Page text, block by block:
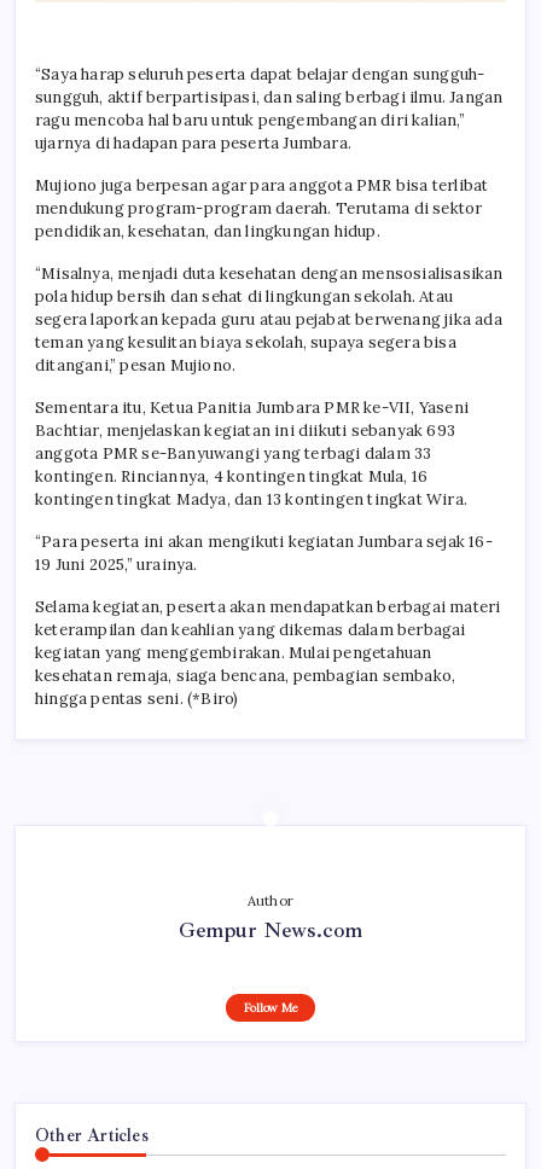
“Saya harap seluruh peserta dapat belajar dengan sungguh-
sungguh, aktif berpartisipasi, dan saling berbagi ilmu. Jangan
ragu mencoba hal baru untuk pengembangan diri kalian,”
ujarnya di hadapan para peserta Jumbara.
Mujiono juga berpesan agar para anggota PMR bisa terlibat
mendukung program-program daerah. Terutama di sektor
pendidikan, kesehatan, dan lingkungan hidup.
“Misalnya, menjadi duta kesehatan dengan mensosialisasikan
pola hidup bersih dan sehat di lingkungan sekolah. Atau
segera laporkan kepada guru atau pejabat berwenang jika ada
teman yang kesulitan biaya sekolah, supaya segera bisa
ditangani,” pesan Mujiono.
Sementara itu, Ketua Panitia Jumbara PMR ke-VII, Yaseni
Bachtiar, menjelaskan kegiatan ini diikuti sebanyak 693
anggota PMR se-Banyuwangi yang terbagi dalam 33
kontingen. Rinciannya, 4 kontingen tingkat Mula, 16
kontingen tingkat Madya, dan 13 kontingen tingkat Wira.
“Para peserta ini akan mengikuti kegiatan Jumbara sejak 16-
19 Juni 2025,” urainya.
Selama kegiatan, peserta akan mendapatkan berbagai materi
keterampilan dan keahlian yang dikemas dalam berbagai
kegiatan yang menggembirakan. Mulai pengetahuan
kesehatan remaja, siaga bencana, pembagian sembako,
hingga pentas seni. (*Biro)
Author
Gempur News.com
Follow Me
Other Articles